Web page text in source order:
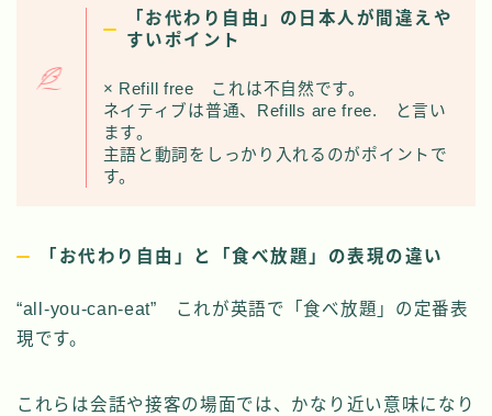
「お代わり自由」の日本人が間違えや
すいポイント
× Refill free これは不自然です。
ネイティブは普通、Refills are free. と言い
ます。
主語と動詞をしっかり入れるのがポイントで
す。
「お代わり自由」と「食べ放題」の表現の違い
“all-you-can-eat” これが英語で「食べ放題」の定番表
現です。
これらは会話や接客の場面では、かなり近い意味になり